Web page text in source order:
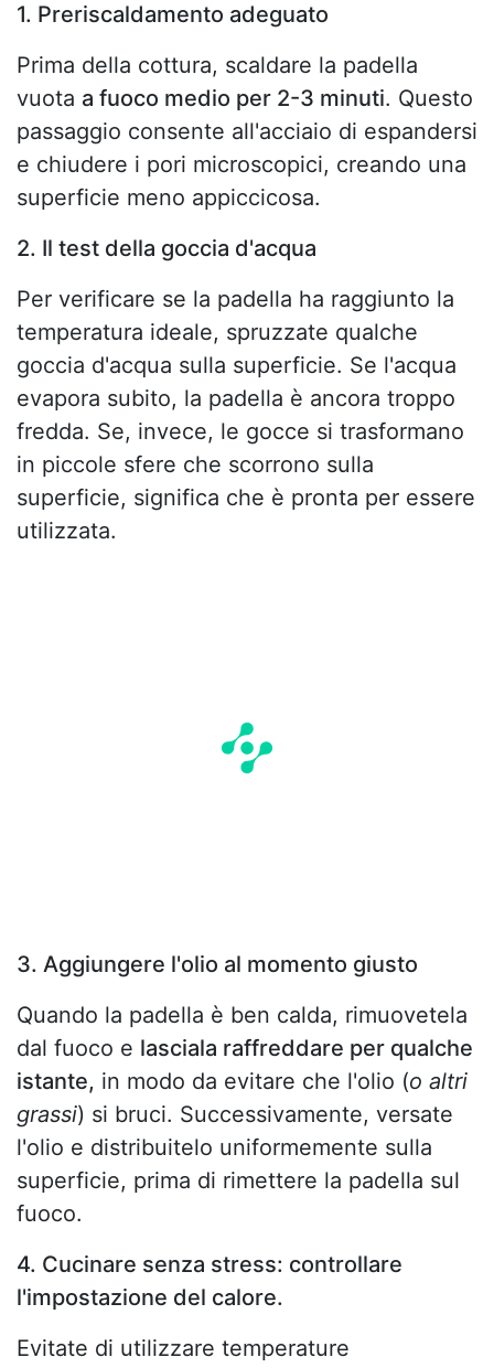
1. Preriscaldamento adeguato
Prima della cottura, scaldare la padella
vuota a fuoco medio per 2-3 minuti. Questo
passaggio consente all'acciaio di espandersi
e chiudere i pori microscopici, creando una
superficie meno appiccicosa.
2. Il test della goccia d'acqua
Per verificare se la padella ha raggiunto la
temperatura ideale, spruzzate qualche
goccia d'acqua sulla superficie. Se l'acqua
evapora subito, la padella è ancora troppo
fredda. Se, invece, le gocce si trasformano
in piccole sfere che scorrono sulla
superficie, significa che è pronta per essere
utilizzata.
3. Aggiungere l'olio al momento giusto
Quando la padella è ben calda, rimuovetela
dal fuoco e lasciala raffreddare per qualche
istante, in modo da evitare che l'olio (o altri
grassi) si bruci. Successivamente, versate
l'olio e distribuitelo uniformemente sulla
superficie, prima di rimettere la padella sul
fuoco.
4. Cucinare senza stress: controllare
l'impostazione del calore.
Evitate di utilizzare temperature